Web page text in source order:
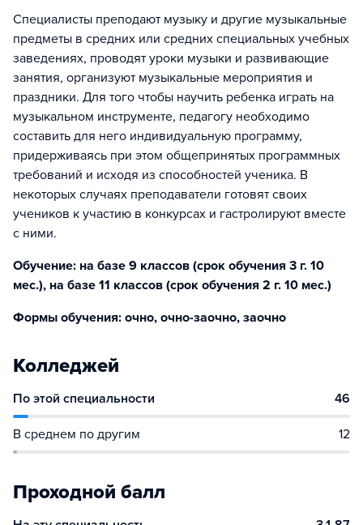
Специалисты преподают музыку и другие музыкальные
предметы в средних или средних специальных учебных
заведениях, проводят уроки музыки и развивающие
занятия, организуют музыкальные мероприятия и
праздники. Для того чтобы научить ребенка играть на
музыкальном инструменте, педагогу необходимо
составить для него индивидуальную программу,
придерживаясь при этом общепринятых программных
требований и исходя из способностей ученика. В
некоторых случаях преподаватели готовят своих
учеников к участию в конкурсах и гастролируют вместе
с ними.
Обучение: на базе 9 классов (срок обучения 3 г. 10
мес.), на базе 11 классов (срок обучения 2 г. 10 мес.)
Формы обучения: очно, очно-заочно, заочно
Колледжей
По этой специальности 46
В среднем по другим 12
Проходной балл